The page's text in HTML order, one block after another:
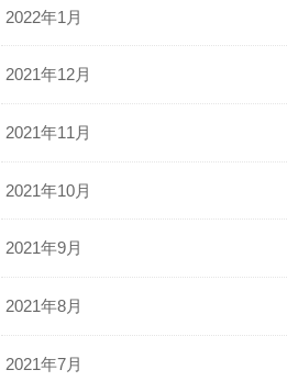
2022年1月
2021年12月
2021年11月
2021年10月
2021年9月
2021年8月
2021年7月